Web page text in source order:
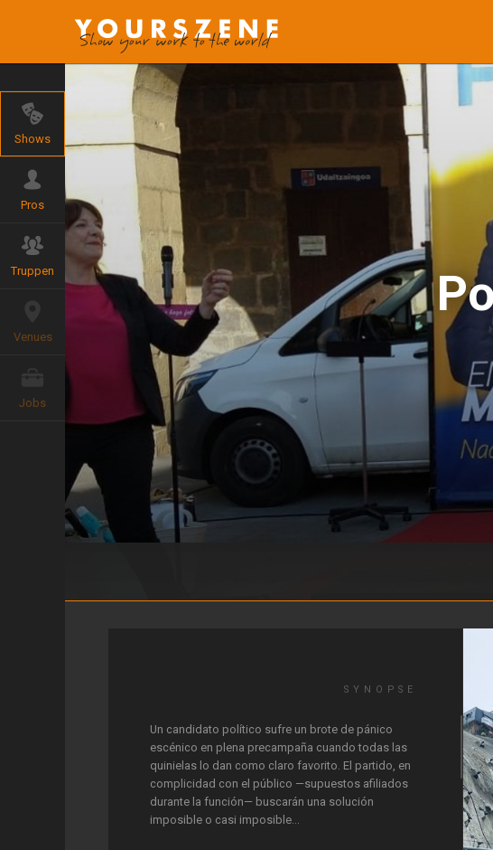
Shows
Pros
Truppen
Venues
Jobs
SYNOPSE
Un candidato político sufre un brote de pánico
escénico en plena precampaña cuando todas las
quinielas lo dan como claro favorito. El partido, en
complicidad con el público —supuestos afiliados
durante la función— buscarán una solución
imposible o casi imposible...